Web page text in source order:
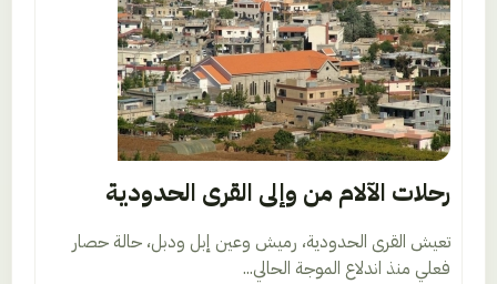
رحلات الآلام من وإلى القرى الحدودية
تعيش القرى الحدودية، رميش وعين إبل ودبل، حالة حصار
فعلي منذ اندلاع الموجة الحالي...